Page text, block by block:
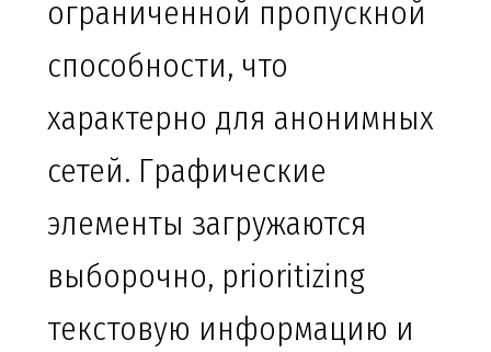
ограниченной пропускной
способности, что
характерно для анонимных
сетей. Графические
элементы загружаются
выборочно, prioritizing
текстовую информацию и